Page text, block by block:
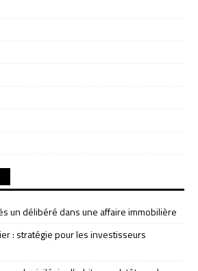
un délibéré dans une affaire immobilière
: stratégie pour les investisseurs